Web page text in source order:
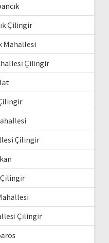
Çilingir
Mahallesi
Çilingir
Çilingir
Çilingir